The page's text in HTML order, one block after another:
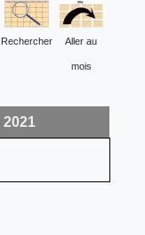
Rechercher Aller au
mois